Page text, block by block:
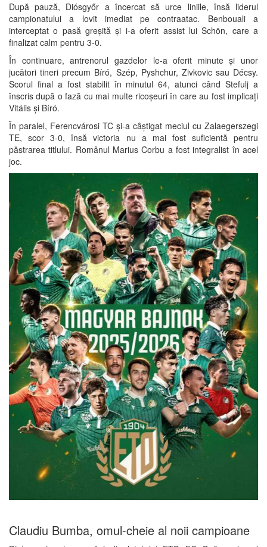
După pauză, Diósgyőr a încercat să urce liniile, însă liderul
campionatului a lovit imediat pe contraatac. Benbouali a
interceptat o pasă greșită și i-a oferit assist lui Schön, care a
finalizat calm pentru 3-0.
În continuare, antrenorul gazdelor le-a oferit minute și unor
jucători tineri precum Bíró, Szép, Pyshchur, Zivkovic sau Décsy.
Scorul final a fost stabilit în minutul 64, atunci când Stefulj a
înscris după o fază cu mai multe ricoșeuri în care au fost implicați
Vitális și Bíró.
În paralel, Ferencvárosi TC și-a câștigat meciul cu Zalaegerszegi
TE, scor 3-0, însă victoria nu a mai fost suficientă pentru
păstrarea titlului. Românul Marius Corbu a fost integralist în acel
joc.
Claudiu Bumba, omul-cheie al noii campioane